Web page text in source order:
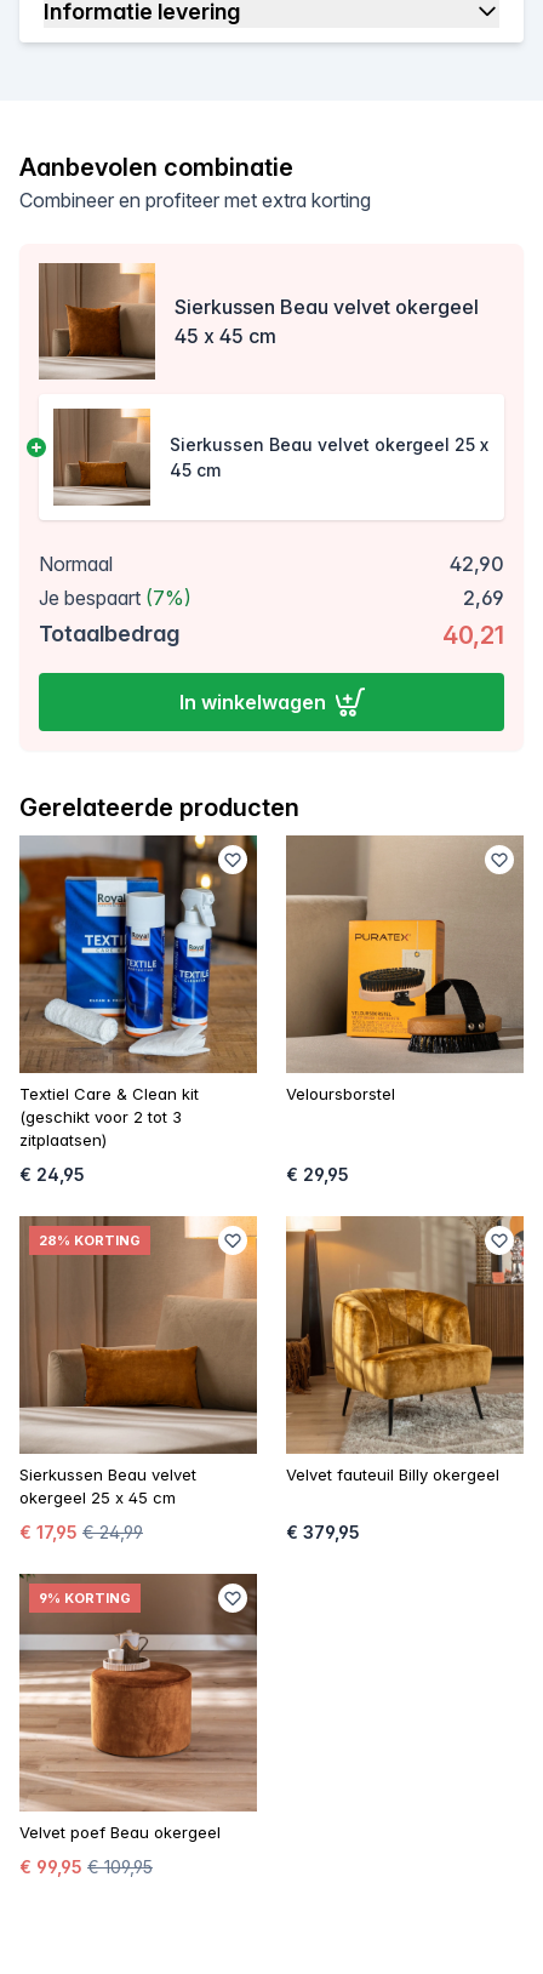
Informatie levering
Aanbevolen combinatie
Combineer en profiteer met extra korting
Sierkussen Beau velvet okergeel
45 x 45 cm
Sierkussen Beau velvet okergeel 25 x
45 cm
Normaal
42,90
Je bespaart (7%) 2,69
Totaalbedrag 40,21
In winkelwagen
Gerelateerde producten
Textiel Care & Clean kit
(geschikt voor 2 tot 3
zitplaatsen)
€ 24,95
Veloursborstel
€ 29,95
28% KORTING
Sierkussen Beau velvet
okergeel 25 x 45 cm
€ 17,95 € 24,99
Velvet fauteuil Billy okergeel
€ 379,95
9% KORTING
Velvet poef Beau okergeel
€ 99,95 € 109,95